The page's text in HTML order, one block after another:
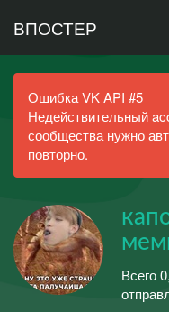
ВПОСТЕР
Ошибка VK API #5
Недействительный
сообщества нужно
повторно.
Всего